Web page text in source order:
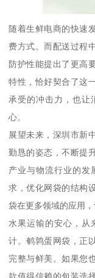
随着生鲜电商的快速
费方式。而配送过程
防护性能提出了更高
特性，恰好契合了这
承受的冲击力，也让
心。
展望未来，深圳市新
勤恳的姿态，不断提
产业与物流行业的发
求，优化网袋的结构
袋在更多领域的应用
水果运输的安心，从
计。鹌鹑蛋网袋，正
完整与鲜美。如果您
款值得信赖的包装选